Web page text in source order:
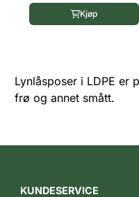
Kjøp
Lynlåsposer i LDPE er
frø og annet smått.
KUNDESERVICE